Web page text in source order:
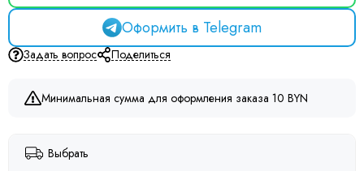
Оформить в Telegram
Задать вопрос Поделиться
Минимальная сумма для оформления заказа 10 BYN
Выбрать